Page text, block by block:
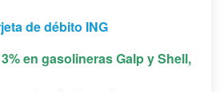
de débito ING
en gasolineras Galp y Shell,